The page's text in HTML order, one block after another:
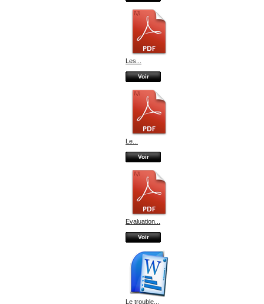
Les...
Voir
Le...
Voir
Evaluation...
Voir
Le trouble...